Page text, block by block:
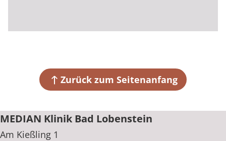
Zurück zum Seitenanfang
MEDIAN Klinik Bad Lobenstein
Am Kießling 1